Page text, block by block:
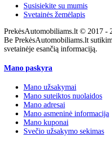
Susisiekite su mumis
Svetainės žemėlapis
PrekėsAutomobiliams.lt © 2017 -
Be PrekėsAutomobiliams.lt
svetainėje esančią informaciją.
Mano paskyra
Mano užsakymai
Mano suteiktos nuolaidos
Mano adresai
Mano asmeninė informacija
Mano kuponai
Svečio užsakymo sekimas